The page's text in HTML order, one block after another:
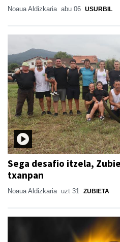
Noaua Aldizkaria abu 06 USURBIL
Sega desafio itzela,
txanpan
Noaua Aldizkaria uzt 31 ZUBIETA